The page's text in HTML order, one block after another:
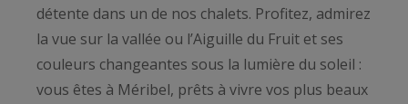
détente dans un de nos chalets. Profitez, admirez
la vue sur la vallée ou l’Aiguille du Fruit et ses
couleurs changeantes sous la lumière du soleil :
vous êtes à Méribel, prêts à vivre vos plus beaux